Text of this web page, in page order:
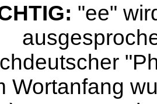
"ee"
Wortanfang